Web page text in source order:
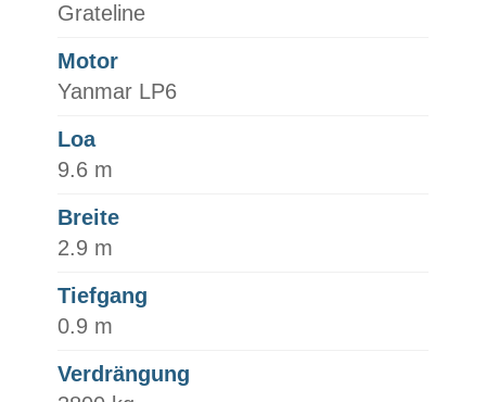
Grateline
Motor
Yanmar LP6
Loa
9.6 m
Breite
2.9 m
Tiefgang
0.9 m
Verdrängung